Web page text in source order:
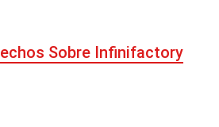
Sobre Infinifactory